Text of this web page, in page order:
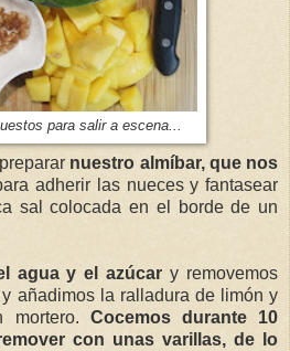
para salir a escena...
nuestro almíbar, que nos
adherir las nueces y fantasear
sal colocada en el borde de un
agua y el azúcary removemos
añadimos la ralladura de limón y
mortero. Cocemos durante 10
con unas varillas, de lo